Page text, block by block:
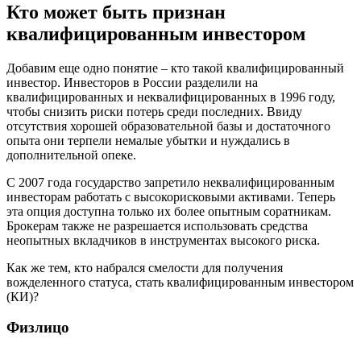
Кто может быть признан
квалифицированным инвестором
Добавим еще одно понятие – кто такой квалифицированный
инвестор. Инвесторов в России разделили на
квалифицированных и неквалифицированных в 1996 году,
чтобы снизить риски потерь среди последних. Ввиду
отсутствия хорошей образовательной базы и достаточного
опыта они терпели немалые убытки и нуждались в
дополнительной опеке.
С 2007 года государство запретило неквалифицированным
инвесторам работать с высокорисковыми активами. Теперь
эта опция доступна только их более опытным соратникам.
Брокерам также не разрешается использовать средства
неопытных вкладчиков в инструментах высокого риска.
Как же тем, кто набрался смелости для получения
вожделенного статуса, стать квалифицированным инвестором
(КИ)?
Физлицо